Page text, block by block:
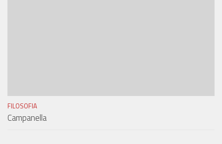
FILOSOFIA
Campanella